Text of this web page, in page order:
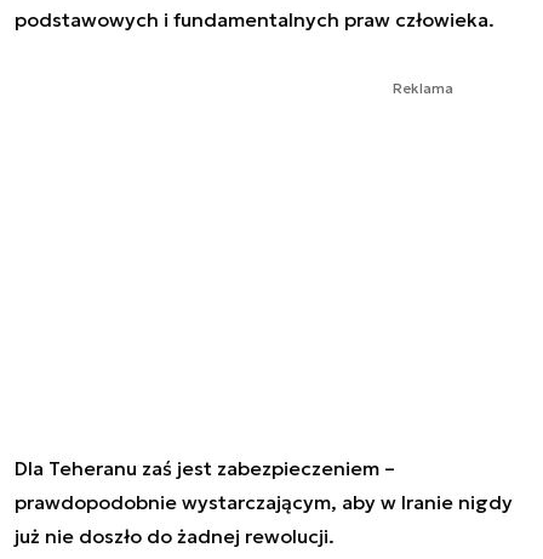
podstawowych i fundamentalnych praw człowieka.
Reklama
Dla Teheranu zaś jest zabezpieczeniem –
prawdopodobnie wystarczającym, aby w Iranie nigdy
już nie doszło do żadnej rewolucji.